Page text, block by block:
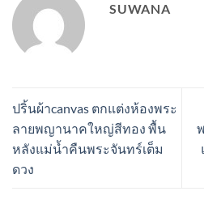
SUWANA
ปริ้นผ้าcanvas ตกแต่งห้องพระ
ลายพญานาคใหญ่สีทอง พื้น
หลังแม่น้ำคืนพระจันทร์เต็ม
ดวง